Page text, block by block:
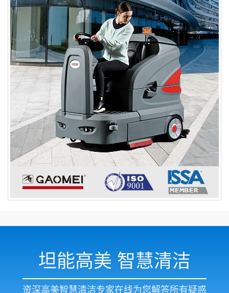
坦能高美 智慧清洁
资深高美智慧清洁专家在线为您解答所有疑惑